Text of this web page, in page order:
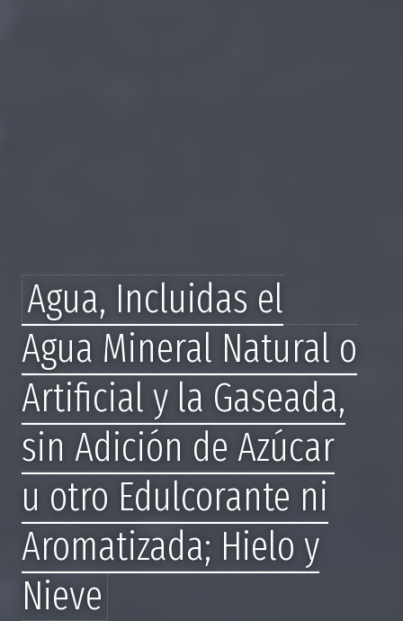
Agua, Incluidas el
Agua Mineral Natural o
Artificial y la Gaseada,
sin Adición de Azúcar
u otro Edulcorante ni
Aromatizada; Hielo y
Nieve